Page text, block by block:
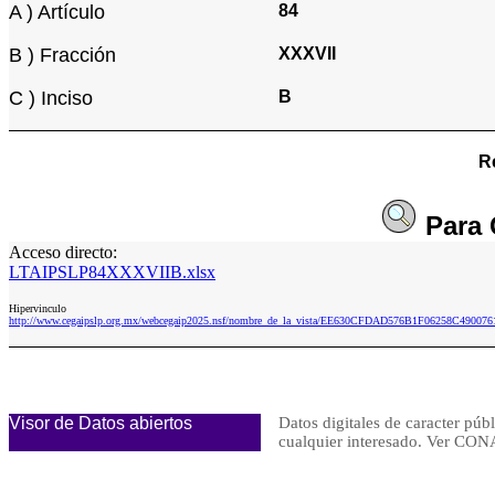
A ) Artículo 84
B ) Fracción XXXVII
C ) Inciso B
Para
Acceso directo:
LTAIPSLP84XXXVIIB.xlsx
Hipervinculo
http://www.cegaipslp.org.mx/webcegaip2025.nsf/nombre_de_la_vista/
Visor de Datos abiertos
Datos digitales de caracter
cualquier interesado. Ver